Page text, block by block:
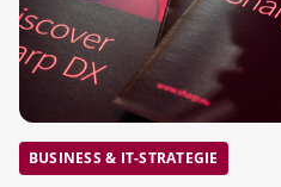
BUSINESS & IT-STRATEGIE